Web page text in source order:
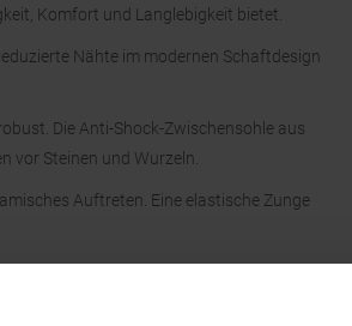
Komfort und Langlebigkeit bietet.
Nähte im modernen Schaftdesign
Die Anti-Shock-Zwischensohle aus
vor Steinen und Wurzeln.
Auftreten. Eine elastische Zunge